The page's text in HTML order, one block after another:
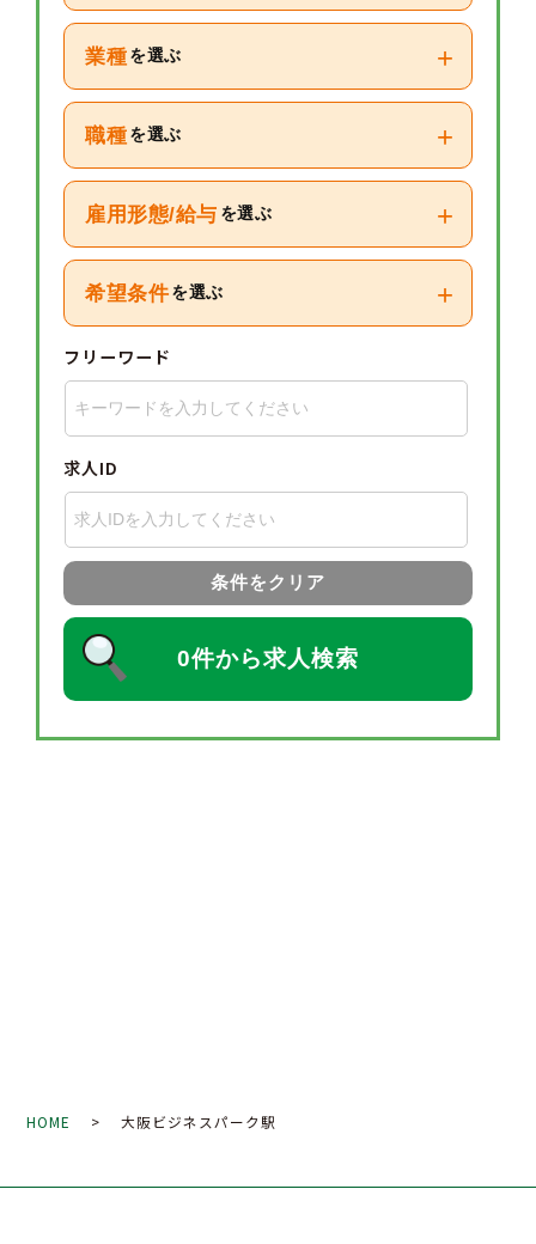
業種 を選ぶ +
職種 を選ぶ +
雇用形態/給与 を選ぶ +
希望条件 を選ぶ +
フリーワード
求人ID
条件をクリア
0件から求人検索
HOME > 大阪ビジネスパーク駅